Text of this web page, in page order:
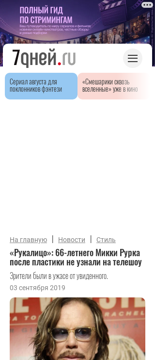
Сериал августа для
поклонников фэнтези
«Смешарики сквозь
вселенные» уже в кино
На главную | Новости | Стиль
«Рукалицо»: 66-летнего Микки Рурка
после пластики не узнали на телешоу
Зрители были в ужасе от увиденного.
03 сентября 2019